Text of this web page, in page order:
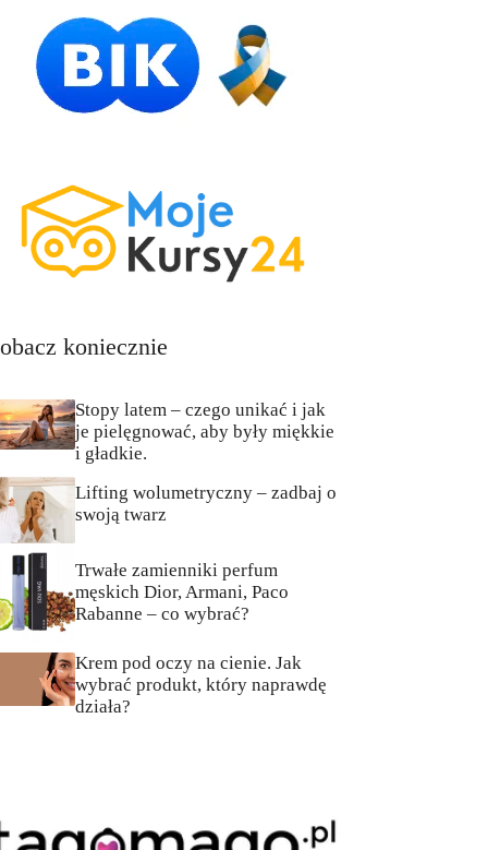
koniecznie
Stopy latem – czego unikać i jak
je pielęgnować, aby były miękkie
i gładkie.
Lifting wolumetryczny – zadbaj o
swoją twarz
Trwałe zamienniki perfum
męskich Dior, Armani, Paco
Rabanne – co wybrać?
Krem pod oczy na cienie. Jak
wybrać produkt, który naprawdę
działa?